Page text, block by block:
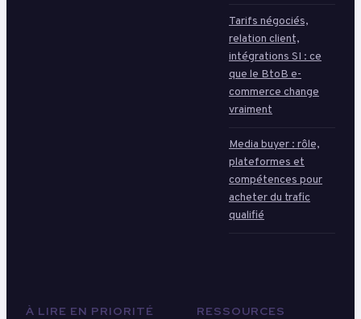
Tarifs négociés,
relation client,
intégrations SI : ce
que le BtoB e-
commerce change
vraiment
Media buyer : rôle,
plateformes et
compétences pour
acheter du trafic
qualifié
À LIRE EN PRIORITÉ RESSOURCES